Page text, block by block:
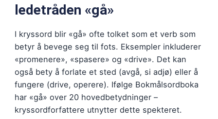
ledetråden «gå»
I kryssord blir «gå» ofte tolket som et verb som
betyr å bevege seg til fots. Eksempler inkluderer
«promenere», «spasere» og «drive». Det kan
også bety å forlate et sted (avgå, si adjø) eller å
fungere (drive, operere). Ifølge Bokmålsordboka
har «gå» over 20 hovedbetydninger –
kryssordforfattere utnytter dette spekteret.